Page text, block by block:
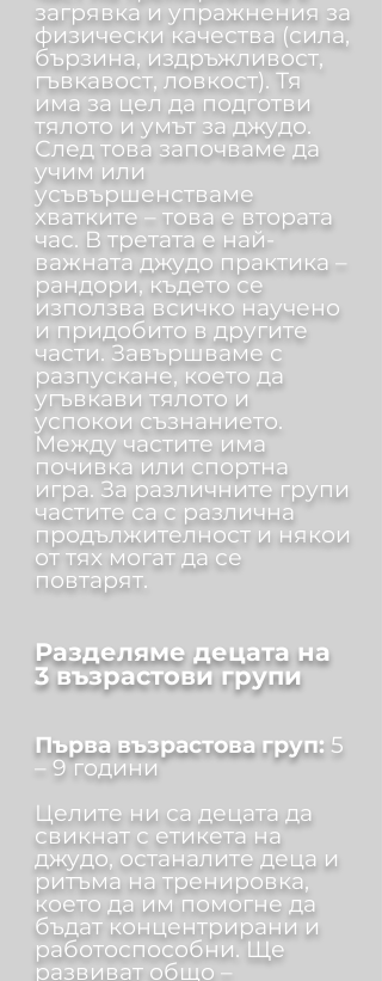
загрявка и упражнения за
физически качества (сила,
бързина, издръжливост,
гъвкавост, ловкост). Тя
има за цел да подготви
тялото и умът за джудо.
След това започваме да
учим или
усъвършенстваме
хватките – това е втората
час. В третата е най-
важната джудо практика –
рандори, където се
използва всичко научено
и придобито в другите
части. Завършваме с
разпускане, което да
угъвкави тялото и
успокои съзнанието.
Между частите има
почивка или спортна
игра. За различните групи
частите са с различна
продължителност и някои
от тях могат да се
повтарят.
Разделяме децата на
3 възрастови групи
Първа възрастова груп: 5
– 9 години
Целите ни са децата да
свикнат с етикета на
джудо, останалите деца и
ритъма на тренировка,
което да им помогне да
бъдат концентрирани и
работоспособни. Ще
развиват общо –